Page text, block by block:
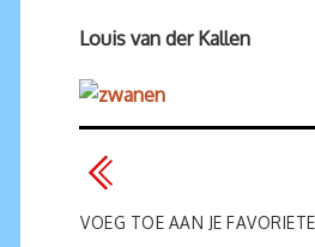
Louis van der Kallen
VOEG TOE AAN JE